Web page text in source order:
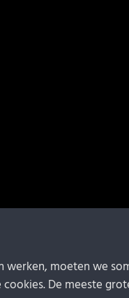
moeten we
De meeste